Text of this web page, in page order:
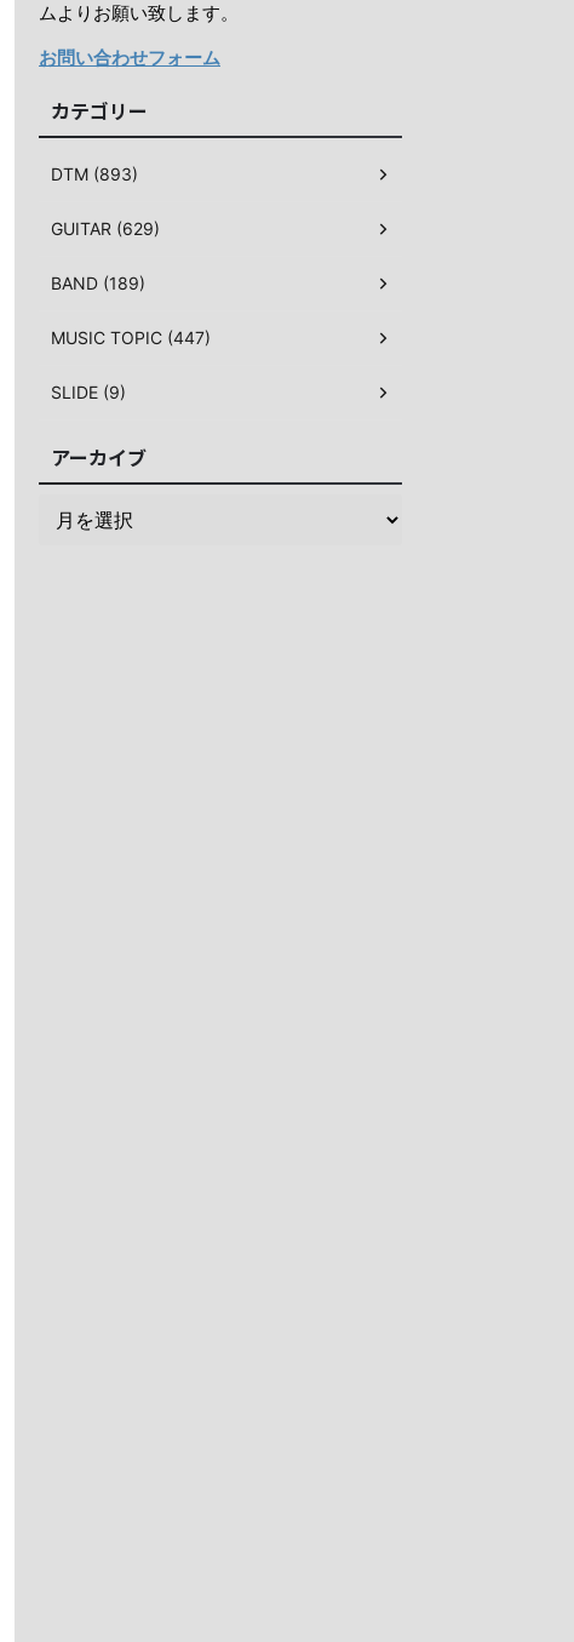
ムよりお願い致します。
お問い合わせフォーム
カテゴリー
DTM (893)
GUITAR (629)
BAND (189)
MUSIC TOPIC (447)
SLIDE (9)
アーカイブ